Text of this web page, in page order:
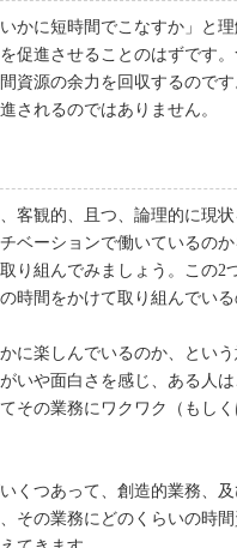
かに短時間でこなすか」と
促進させることのはずです
資源の余力を回収するので
されるのではありません。
客観的、且つ、論理的に現
ベーションで働いているの
り組んでみましょう。この2
時間をかけて取り組んでいる
に楽しんでいるのか、とい
いや面白さを感じ、ある人
その業務にワクワク（もし
くつあって、創造的業務、
その業務にどのくらいの時